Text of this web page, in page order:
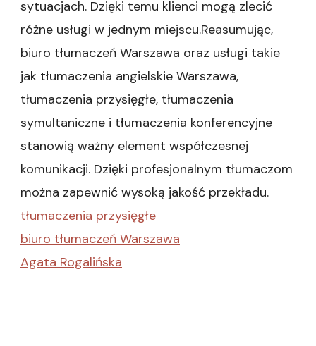
sytuacjach. Dzięki temu klienci mogą zlecić
różne usługi w jednym miejscu.Reasumując,
biuro tłumaczeń Warszawa oraz usługi takie
jak tłumaczenia angielskie Warszawa,
tłumaczenia przysięgłe, tłumaczenia
symultaniczne i tłumaczenia konferencyjne
stanowią ważny element współczesnej
komunikacji. Dzięki profesjonalnym tłumaczom
można zapewnić wysoką jakość przekładu.
tłumaczenia przysięgłe
biuro tłumaczeń Warszawa
Agata Rogalińska